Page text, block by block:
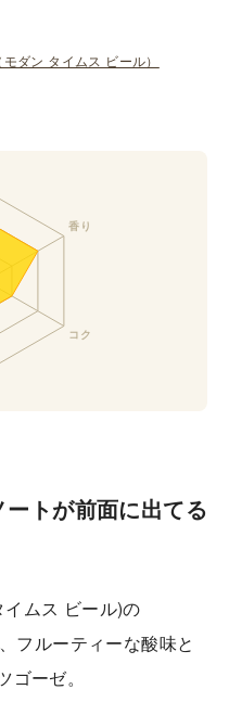
ダン タイムス ビール）
トが前面に出てる
ムス ビール)の
フルーティーな酸味と
ーゼ。